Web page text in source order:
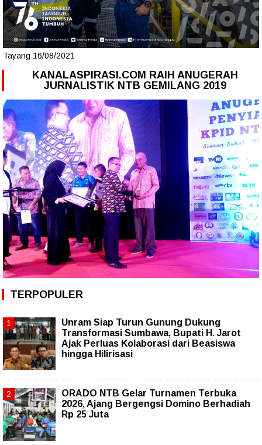
Tayang 16/08/2021
KANALASPIRASI.COM RAIH ANUGERAH
JURNALISTIK NTB GEMILANG 2019
TERPOPULER
Unram Siap Turun Gunung Dukung
Transformasi Sumbawa, Bupati H. Jarot
Ajak Perluas Kolaborasi dari Beasiswa
hingga Hilirisasi
ORADO NTB Gelar Turnamen Terbuka
2026, Ajang Bergengsi Domino Berhadiah
Rp 25 Juta